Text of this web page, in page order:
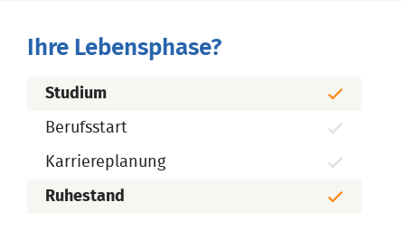
Ihre Lebensphase?
Studium
Berufsstart
Karriereplanung
Ruhestand